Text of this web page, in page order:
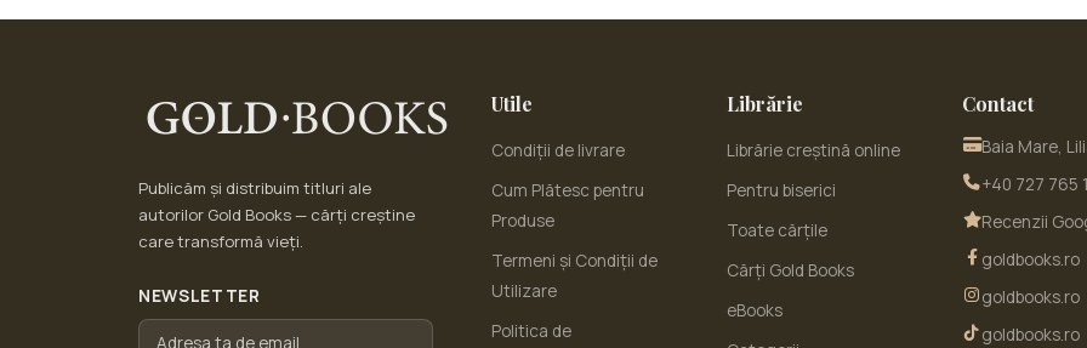
Publicăm și distribuim titluri ale
autorilor Gold Books — cărți creștine
care transformă vieți.
NEWSLETTER
Utile
Condiții de livrare
Cum Plătesc pentru
Produse
Termeni și Condiții de
Utilizare
Politica de
Librărie
Librărie creștină online
Pentru biserici
Toate cărțile
Cărți Gold Books
eBooks
Contact
Baia Mare,
+40 727 765
Recenzii
goldbooks.ro
goldbooks.ro
goldbooks.ro